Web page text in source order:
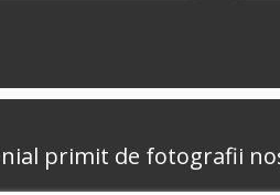
primit de fotografii